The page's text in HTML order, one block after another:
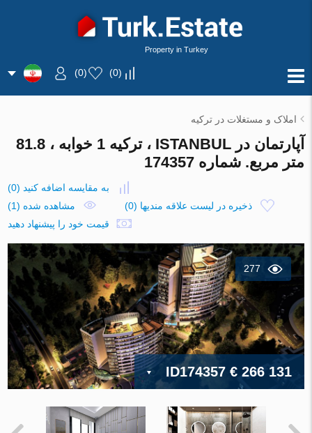
Property in Turkey
(
0
)
(
0
)
املاک و مستغلات در ترکیه
آپارتمان در ISTANBUL ، ترکیه 1 خوابه ، 81.8
متر مربع. شماره 174357
به مقایسه اضافه کنید (
0
)
ذخیره در لیست علاقه مندیها (
0
)
مشاهده شده (1)
قیمت خود را پیشنهاد دهید
277
ID174357€ 266 131